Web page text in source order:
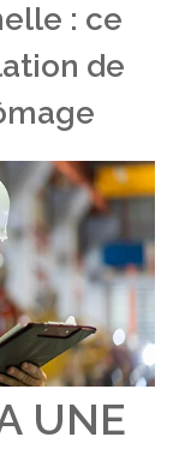
: ce
de
UNE